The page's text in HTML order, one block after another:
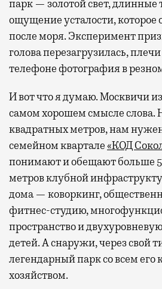
парк — золотой свет, длинные
ощущение усталости, которое
после моря. Эксперимент
голова перезагрузилась,
телефоне фотография в
И вот что я думаю. Москвичи
самом хорошем смысле слова.
квадратных метров, нам
семейном квартале«КОД
понимают и обещают больше
метров клубной
дома — коворкинг,
фитнес-студию,
пространство и
детей. А снаружи, через свой
легендарный парк со всем
хозяйством.